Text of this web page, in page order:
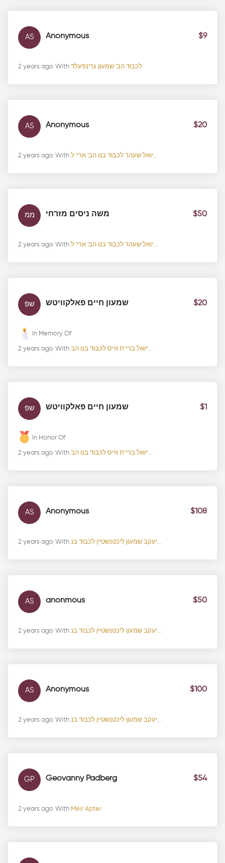
AS Anonymous $9
2 years ago With לכבוד הב' שמעון גרינפעלד
AS Anonymous $20
2 years ago With יואל שעהר לכבוד בנו הב' ארי' ל...
ממ משה ניסים מזרחי $50
2 years ago With יואל שעהר לכבוד בנו הב' ארי' ל...
שפ שמעון חיים פאלקוויטש $20
In Memory Of
2 years ago With יואל ברי"ח ווייס לכבוד בנו הב'...
שפ שמעון חיים פאלקוויטש $1
In Honor Of
2 years ago With יואל ברי"ח ווייס לכבוד בנו הב'...
AS Anonymous $108
2 years ago With יעקב שמעון ליכטנשטיין לכבוד בנ...
AS anonmous $50
2 years ago With יעקב שמעון ליכטנשטיין לכבוד בנ...
AS Anonymous $100
2 years ago With יעקב שמעון ליכטנשטיין לכבוד בנ...
GP Geovanny Padberg $54
2 years ago With Meir Apter